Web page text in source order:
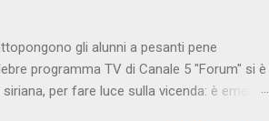
gli alunni a pesanti pene
programma TV di Canale 5 "Forum" si è
per fare luce sulla vicenda: è emerso